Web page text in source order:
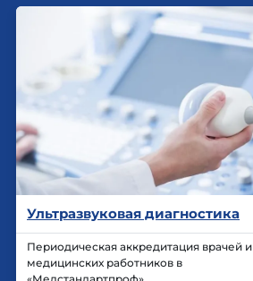
Ультразвуковая диагностика
Периодическая аккредитация врачей и
медицинских работников в